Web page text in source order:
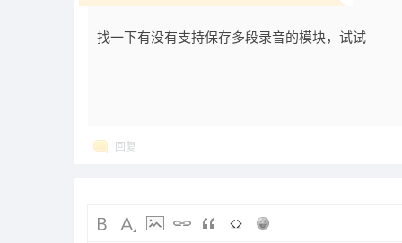
找一下有没有支持保存多段录音的模块，试试
回复